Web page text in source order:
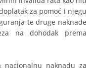
za pomoć i njegu
te druge naknade
na dohodak prema
nacionalnu naknadu za